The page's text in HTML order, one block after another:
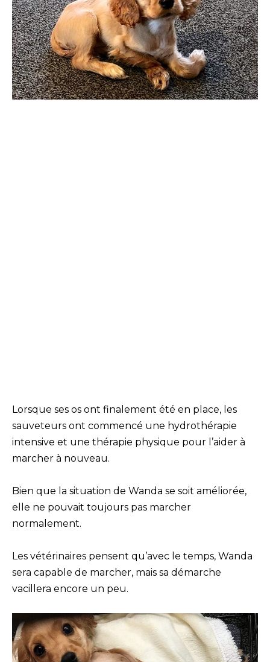
Lorsque ses os ont finalement été en place, les
sauveteurs ont commencé une hydrothérapie
intensive et une thérapie physique pour l’aider à
marcher à nouveau.
Bien que la situation de Wanda se soit améliorée,
elle ne pouvait toujours pas marcher
normalement.
Les vétérinaires pensent qu’avec le temps, Wanda
sera capable de marcher, mais sa démarche
vacillera encore un peu.